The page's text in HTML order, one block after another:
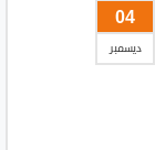
04
ديسمبر